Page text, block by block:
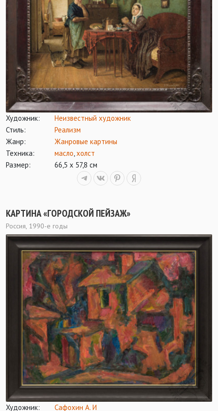
Художник:
Неизвестный художник
Стиль:
Реализм
Жанр:
Жанровые картины
Техника:
масло,холст
Размер:
66,5 х 57,8 см
КАРТИНА «ГОРОДСКОЙ ПЕЙЗАЖ»
Россия, 1990-е годы
Художник:
Сафохин А. И